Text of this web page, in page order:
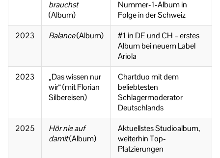
brauchst
(Album)
Nummer-1-Album in
Folge in der Schweiz
2023
Balance(Album)
#1 in DE und CH – erstes
Album bei neuem Label
Ariola
2023
„Das wissen nur
wir“ (mit Florian
Silbereisen)
Chartduo mit dem
beliebtesten
Schlagermoderator
Deutschlands
2025
Hör nie auf
damit(Album)
Aktuellstes Studioalbum,
weiterhin Top-
Platzierungen